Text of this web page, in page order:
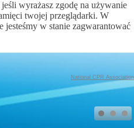
wyrażasz zgodę na używanie
twojej przeglądarki. W
w stanie zagwarantować
National CPR Association